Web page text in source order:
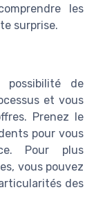
les
surprise.
possibilité de
et vous
Prenez le
pour vous
Pour plus
vous pouvez
des